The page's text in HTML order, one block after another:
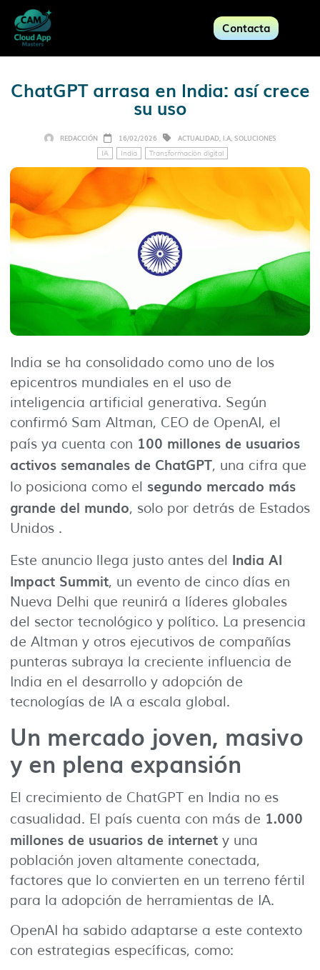
Contacta
ChatGPT arrasa en India: así crece
su uso
REDACCIÓN 16/02/2026 ACTUALIDAD, I.A, SOLUCIONES
IA India Transformación digital
India se ha consolidado como uno de los
epicentros mundiales en el uso de
inteligencia artificial generativa. Según
confirmó Sam Altman, CEO de OpenAI, el
país ya cuenta con 100 millones de usuarios
activos semanales de ChatGPT, una cifra que
lo posiciona como el segundo mercado más
grande del mundo, solo por detrás de Estados
Unidos .
Este anuncio llega justo antes del India AI
Impact Summit, un evento de cinco días en
Nueva Delhi que reunirá a líderes globales
del sector tecnológico y político. La presencia
de Altman y otros ejecutivos de compañías
punteras subraya la creciente influencia de
India en el desarrollo y adopción de
tecnologías de IA a escala global.
Un mercado joven, masivo
y en plena expansión
El crecimiento de ChatGPT en India no es
casualidad. El país cuenta con más de 1.000
millones de usuarios de internet y una
población joven altamente conectada,
factores que lo convierten en un terreno fértil
para la adopción de herramientas de IA.
OpenAI ha sabido adaptarse a este contexto
con estrategias específicas, como: